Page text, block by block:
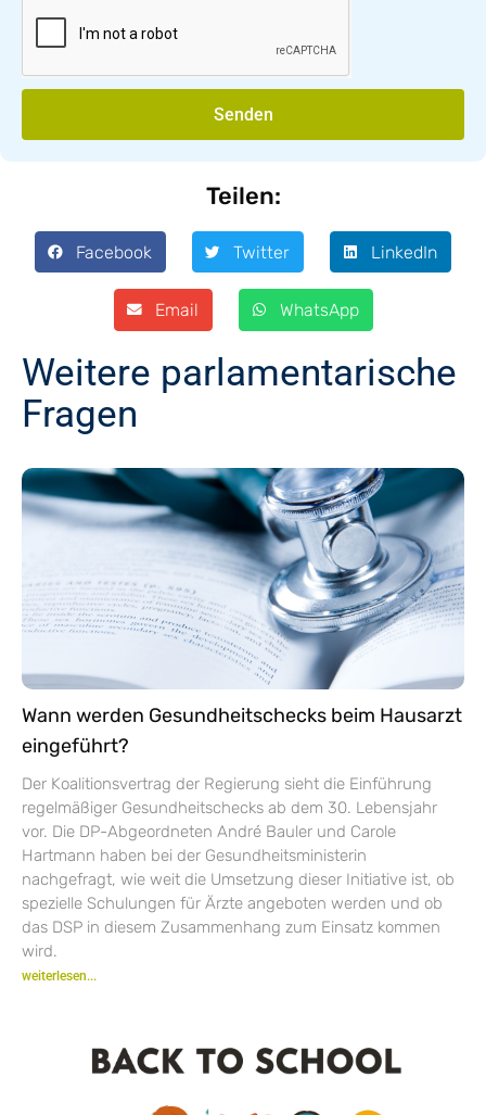
Senden
Teilen:
Facebook Twitter LinkedIn
Email WhatsApp
Weitere parlamentarische
Fragen
Wann werden Gesundheitschecks beim Hausarzt
eingeführt?
Der Koalitionsvertrag der Regierung sieht die Einführung
regelmäßiger Gesundheitschecks ab dem 30. Lebensjahr
vor. Die DP-Abgeordneten André Bauler und Carole
Hartmann haben bei der Gesundheitsministerin
nachgefragt, wie weit die Umsetzung dieser Initiative ist, ob
spezielle Schulungen für Ärzte angeboten werden und ob
das DSP in diesem Zusammenhang zum Einsatz kommen
wird.
weiterlesen...